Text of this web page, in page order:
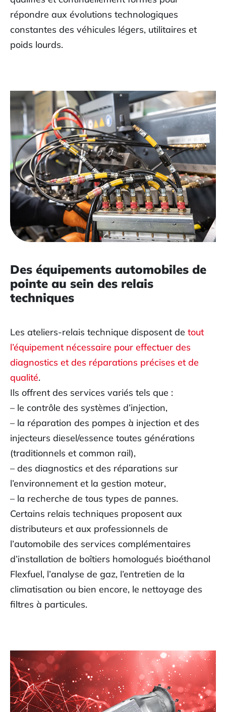
répondre aux évolutions technologiques
constantes des véhicules légers, utilitaires et
poids lourds.
Des équipements automobiles de
pointe au sein des relais
techniques
Les ateliers-relais technique disposent de tout
l’équipement nécessaire pour effectuer des
diagnostics et des réparations précises et de
qualité.
Ils offrent des services variés tels que :
– le contrôle des systèmes d’injection,
– la réparation des pompes à injection et des
injecteurs diesel/essence toutes générations
(traditionnels et common rail),
– des diagnostics et des réparations sur
l’environnement et la gestion moteur,
– la recherche de tous types de pannes.
Certains relais techniques proposent aux
distributeurs et aux professionnels de
l’automobile des services complémentaires
d’installation de boîtiers homologués bioéthanol
Flexfuel, l’analyse de gaz, l’entretien de la
climatisation ou bien encore, le nettoyage des
filtres à particules.